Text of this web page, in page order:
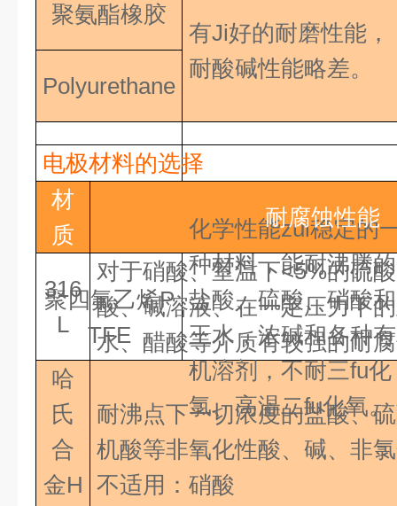
聚氨酯橡胶
有Ji好的耐磨性能，
耐酸碱性能略差。
Polyurethane
聚四氟乙烯P
TFE
化学性能zui稳定的
种材料，能耐沸腾的
盐酸、硫酸、硝酸和
王水，浓碱和各种有
机溶剂，不耐三fu化
氯、高温二fu化氧。
电极材料的选择
材
质
耐腐蚀性能
316
L
对于硝酸、室温下<5%的硫
酸、碱溶液、在一定压力下
水、醋酸等介质有较强的耐
哈
氏
合
金H
耐沸点下一切浓度的盐酸、
机酸等非氧化性酸、碱、
不适用：硝酸